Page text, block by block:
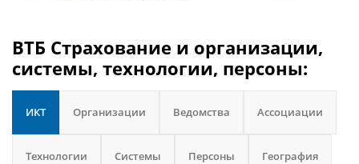
ВТБ Страхование и организации,
системы, технологии, персоны:
ИКТ Организации Ведомства Ассоциации
Технологии Системы Персоны География